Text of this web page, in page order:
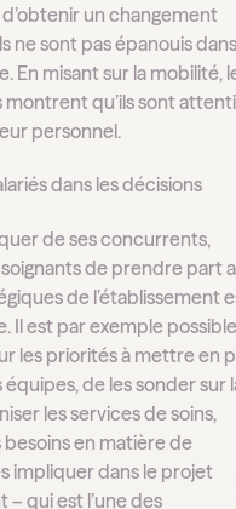
un changement
ne sont pas épanouis
En misant sur la mobilité,
qu’ils sont
personnel.
dans les décisions
de ses concurrents,
de prendre part
de l’établissement
Il est par exemple
les priorités à mettre en
équipes, de les sonder sur
les services de soins,
besoins en matière de
impliquer dans le projet
– qui est l’une des